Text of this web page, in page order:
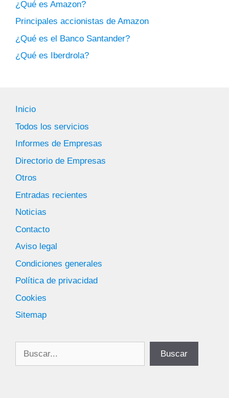
¿Qué es Amazon?
Principales accionistas de Amazon
¿Qué es el Banco Santander?
¿Qué es Iberdrola?
Inicio
Todos los servicios
Informes de Empresas
Directorio de Empresas
Otros
Entradas recientes
Noticias
Contacto
Aviso legal
Condiciones generales
Política de privacidad
Cookies
Sitemap
Buscar